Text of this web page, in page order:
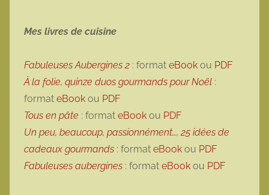
Mes livres de cuisine
Fabuleuses Aubergines 2 : format eBook ou PDF
À la folie, quinze duos gourmands pour Noël :
format eBook ou PDF
Tous en pâte : format eBook ou PDF
Un peu, beaucoup, passionnément…, 25 idées de
cadeaux gourmands : format eBook ou PDF
Fabuleuses aubergines : format eBook ou PDF